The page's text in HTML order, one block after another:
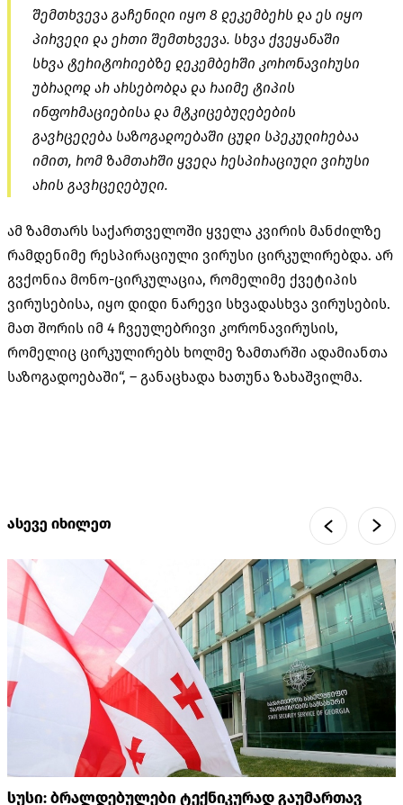
შემთხვევა გაჩენილი იყო 8 დეკემბერს და ეს იყო
პირველი და ერთი შემთხვევა. სხვა ქვეყანაში
სხვა ტერიტორიებზე დეკემბერში კორონავირუსი
უბრალოდ არ არსებობდა და რაიმე ტიპის
ინფორმაციებისა და მტკიცებულებების
გავრცელება საზოგადოებაში ცუდი სპეკულირებაა
იმით, რომ ზამთარში ყველა რესპირაციული ვირუსი
არის გავრცელებული.
ამ ზამთარს საქართველოში ყველა კვირის მანძილზე
რამდენიმე რესპირაციული ვირუსი ცირკულირებდა. არ
გვქონია მონო-ცირკულაცია, რომელიმე ქვეტიპის
ვირუსებისა, იყო დიდი ნარევი სხვადასხვა ვირუსების.
მათ შორის იმ 4 ჩვეულებრივი კორონავირუსის,
რომელიც ცირკულირებს ხოლმე ზამთარში ადამიანთა
საზოგადოებაში“, – განაცხადა ხათუნა ზახაშვილმა.
ასევე იხილეთ
სუსი: ბრალდებულები ტექნიკურად გაუმართავ